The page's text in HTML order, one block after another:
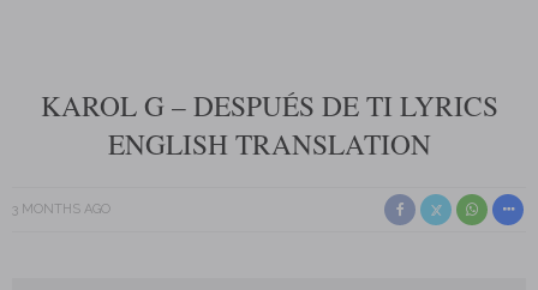
KAROL G – DESPUÉS DE TI LYRICS
ENGLISH TRANSLATION
3 MONTHS AGO